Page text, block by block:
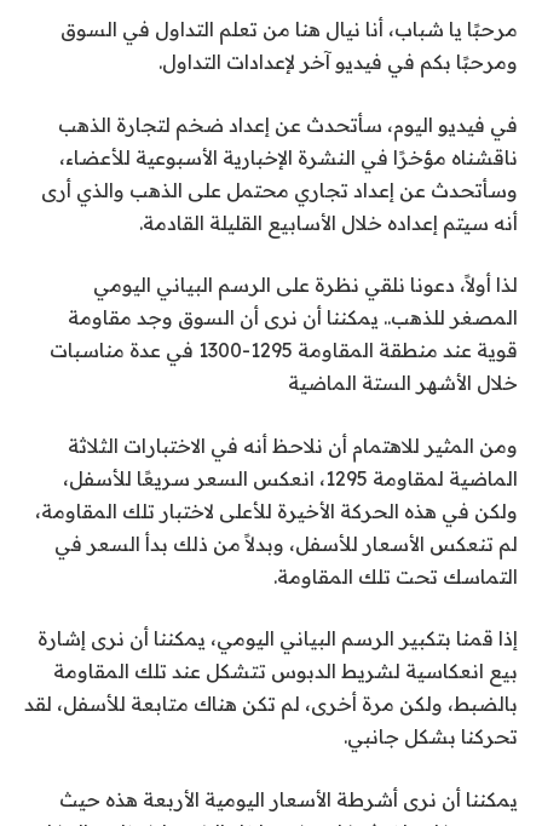
مرحبًا يا شباب، أنا نيال هنا من تعلم التداول في السوق
ومرحبًا بكم في فيديو آخر لإعدادات التداول.
في فيديو اليوم، سأتحدث عن إعداد ضخم لتجارة الذهب
ناقشناه مؤخرًا في النشرة الإخبارية الأسبوعية للأعضاء،
وسأتحدث عن إعداد تجاري محتمل على الذهب والذي أرى
أنه سيتم إعداده خلال الأسابيع القليلة القادمة.
لذا أولاً، دعونا نلقي نظرة على الرسم البياني اليومي
المصغر للذهب.. يمكننا أن نرى أن السوق وجد مقاومة
قوية عند منطقة المقاومة 1295-1300 في عدة مناسبات
خلال الأشهر الستة الماضية
ومن المثير للاهتمام أن نلاحظ أنه في الاختبارات الثلاثة
الماضية لمقاومة 1295، انعكس السعر سريعًا للأسفل،
ولكن في هذه الحركة الأخيرة للأعلى لاختبار تلك المقاومة،
لم تنعكس الأسعار للأسفل، وبدلاً من ذلك بدأ السعر في
التماسك تحت تلك المقاومة.
إذا قمنا بتكبير الرسم البياني اليومي، يمكننا أن نرى إشارة
بيع انعكاسية لشريط الدبوس تتشكل عند تلك المقاومة
بالضبط، ولكن مرة أخرى، لم تكن هناك متابعة للأسفل، لقد
تحركنا بشكل جانبي.
يمكننا أن نرى أشرطة الأسعار اليومية الأربعة هذه حيث